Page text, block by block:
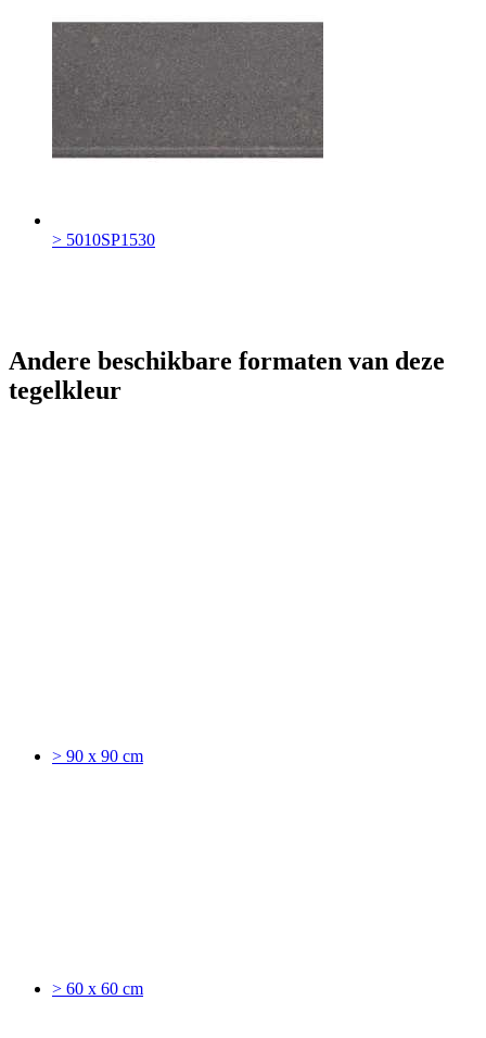
> 5010SP1530
Andere beschikbare formaten van deze
tegelkleur
> 90 x 90 cm
> 60 x 60 cm